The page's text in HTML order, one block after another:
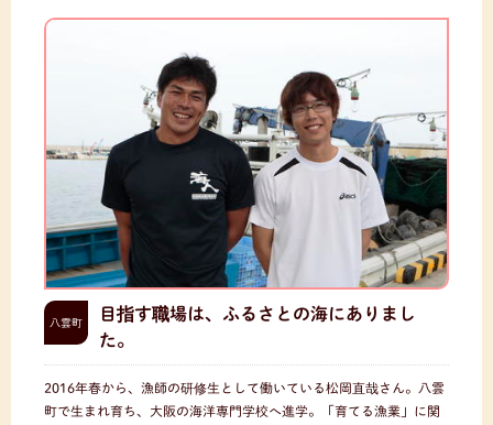
八雲町
目指す職場は、ふるさとの海にありまし
た。
2016年春から、漁師の研修生として働いている松岡直哉さん。八雲
町で生まれ育ち、大阪の海洋専門学校へ進学。「育てる漁業」に関